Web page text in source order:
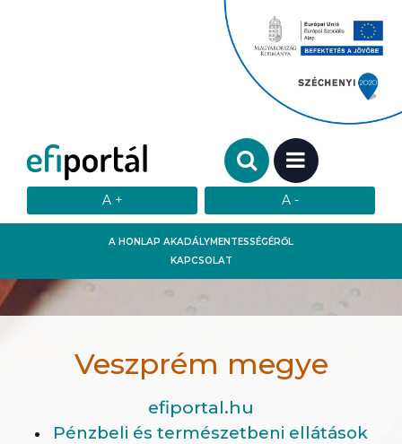
A HONLAP AKADÁLYMENTESSÉGÉRŐL
KAPCSOLAT
Keresendő szó:
MENÜ
Veszprém megye
efiportal.hu
Pénzbeli és természetbeni ellátások